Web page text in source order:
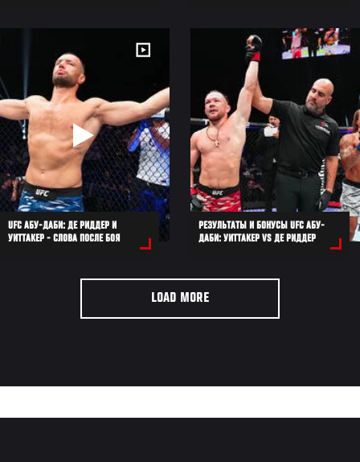
UFC АБУ-ДАБИ: ДЕ РИДДЕР И
УИТТАКЕР - СЛОВА ПОСЛЕ БОЯ
РЕЗУЛЬТАТЫ И БОНУСЫ UFC АБУ-
ДАБИ: УИТТАКЕР VS ДЕ РИДДЕР
LOAD MORE